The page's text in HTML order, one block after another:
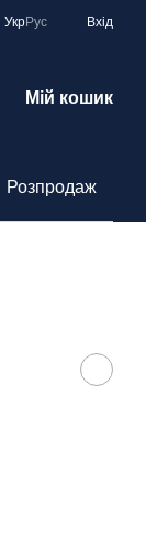
УкрРус Вхід
Мій кошик
Розпродаж